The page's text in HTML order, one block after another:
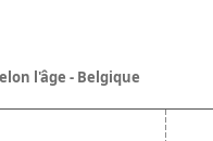
l'âge - Belgique